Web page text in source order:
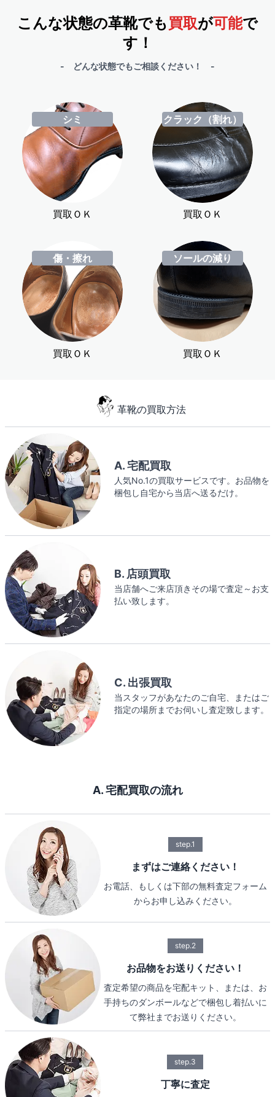
こんな状態の革靴でも買取が可能で
す！
- どんな状態でもご相談ください！ -
シミ
買取ＯＫ
クラック（割れ）
買取ＯＫ
傷・擦れ
買取ＯＫ
ソールの減り
買取ＯＫ
革靴の買取方法
A. 宅配買取
人気No.1の買取サービスです。お品物を
梱包し自宅から当店へ送るだけ。
B. 店頭買取
当店舗へご来店頂きその場で査定～お支
払い致します。
C. 出張買取
当スタッフがあなたのご自宅、またはご
指定の場所までお伺いし査定致します。
A. 宅配買取の流れ
step.1
まずはご連絡ください！
お電話、もしくは下部の無料査定フォーム
からお申し込みください。
step.2
お品物をお送りください！
査定希望の商品を宅配キット、または、お
手持ちのダンボールなどで梱包し着払いに
て弊社までお送りください。
step.3
丁寧に査定